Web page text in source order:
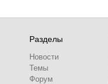
Разделы
Новости
Темы
Форум